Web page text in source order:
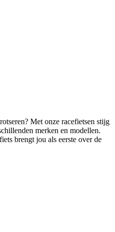
Met onze racefietsen stijg
merken en modellen.
brengt jou als eerste over de